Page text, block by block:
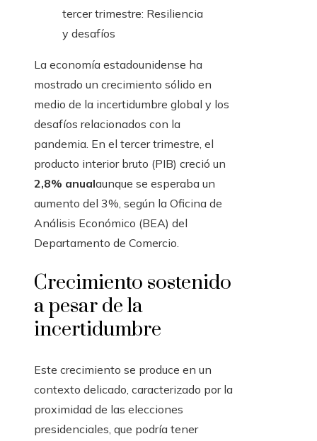
La economía estadounidense ha
mostrado un crecimiento sólido en
medio de la incertidumbre global y los
desafíos relacionados con la
pandemia. En el tercer trimestre, el
producto interior bruto (PIB) creció un
2,8% anualaunque se esperaba un
aumento del 3%, según la Oficina de
Análisis Económico (BEA) del
Departamento de Comercio.
Crecimiento sostenido
a pesar de la
incertidumbre
Este crecimiento se produce en un
contexto delicado, caracterizado por la
proximidad de las elecciones
presidenciales, que podría tener